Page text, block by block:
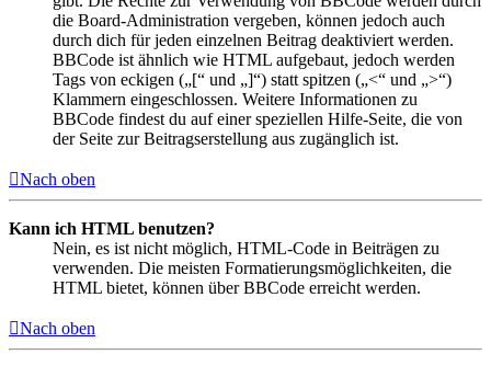
die Board-Administration vergeben, können jedoch auch
durch dich für jeden einzelnen Beitrag deaktiviert werden.
BBCode ist ähnlich wie HTML aufgebaut, jedoch werden
Tags von eckigen („[“ und „]“) statt spitzen („<“ und „>“)
Klammern eingeschlossen. Weitere Informationen zu
BBCode findest du auf einer speziellen Hilfe-Seite, die von
der Seite zur Beitragserstellung aus zugänglich ist.
Nach oben
Kann ich HTML benutzen?
Nein, es ist nicht möglich, HTML-Code in Beiträgen zu
verwenden. Die meisten Formatierungsmöglichkeiten, die
HTML bietet, können über BBCode erreicht werden.
Nach oben